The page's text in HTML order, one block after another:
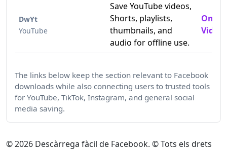
DwYt
YouTube
Save YouTube videos,
Shorts, playlists,
thumbnails, and
audio for offline use.
Video
The links below keep the section relevant to Facebook
downloads while also connecting users to trusted tools
for YouTube, TikTok, Instagram, and general social
media saving.
©2026 Descàrrega fàcil de Facebook. © Tots els drets